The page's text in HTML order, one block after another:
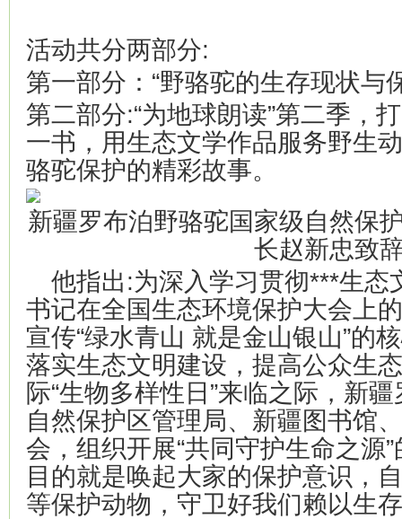
活动共分两部分:
第一部分：“野骆驼的生存现状与
第二部分:“为地球朗读”第二季，
一书，用生态文学作品服务野生
骆驼保护的精彩故事。
新疆罗布泊野骆驼国家级自然保
长赵新忠致
他指出:为深入学习贯彻***生态
书记在全国生态环境保护大会上
宣传“绿水青山 就是金山银山”的
落实生态文明建设，提高公众生
际“生物多样性日”来临之际，新
自然保护区管理局、新疆图书馆
会，组织开展“共同守护生命之源
目的就是唤起大家的保护意识，
等保护动物，守卫好我们赖以生